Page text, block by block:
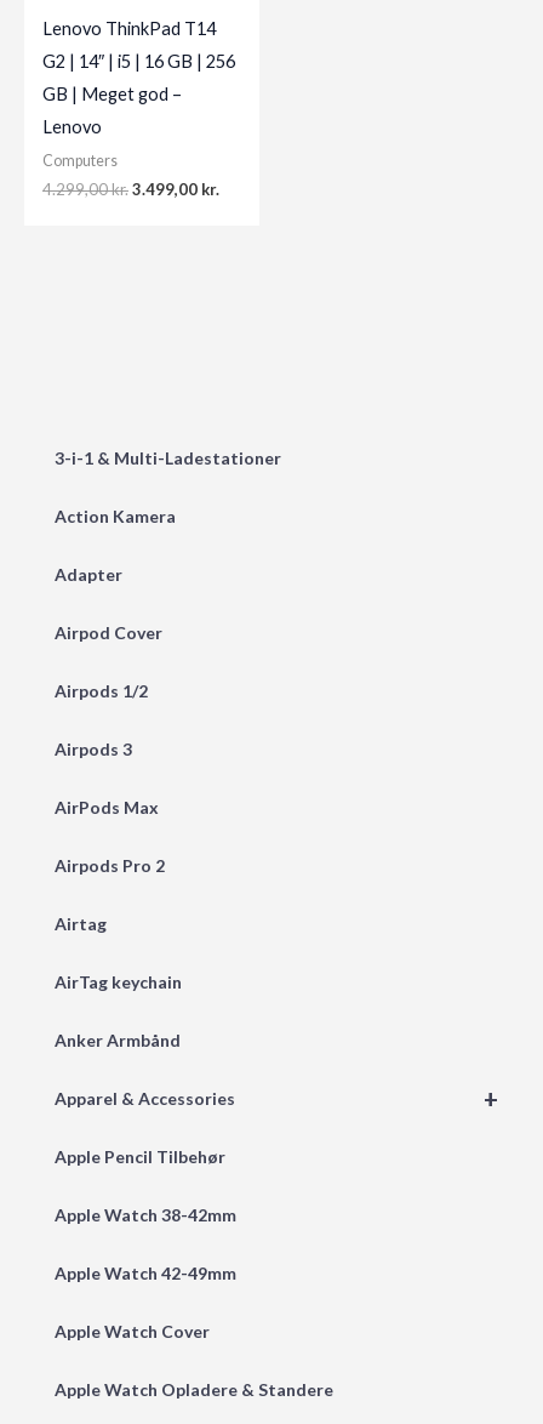
3-i-1 & Multi-Ladestationer
Action Kamera
Adapter
Airpod Cover
Airpods 1/2
Airpods 3
AirPods Max
Airpods Pro 2
Airtag
AirTag keychain
Anker Armbånd
+
Apparel & Accessories
Apple Pencil Tilbehør
Apple Watch 38-42mm
Apple Watch 42-49mm
Apple Watch Cover
Apple Watch Opladere & Standere
Lenovo ThinkPad T14
G2 | 14″ | i5 | 16 GB | 256
GB | Meget god –
Lenovo
Computers
4.299,00kr.Original
3.499,00 kr.